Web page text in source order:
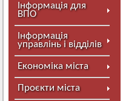
Інформація для
ВПО
Інформація
управлінь і відділів
Економіка міста
Проєкти міста